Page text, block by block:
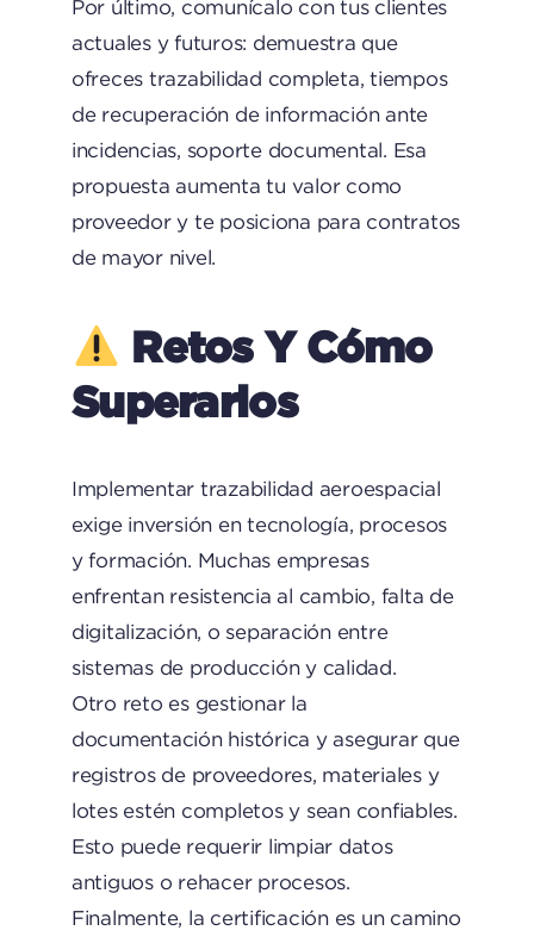
Por último, comunícalo con tus clientes
actuales y futuros: demuestra que
ofreces trazabilidad completa, tiempos
de recuperación de información ante
incidencias, soporte documental. Esa
propuesta aumenta tu valor como
proveedor y te posiciona para contratos
de mayor nivel.
Retos Y Cómo
Superarlos
Implementar trazabilidad aeroespacial
exige inversión en tecnología, procesos
y formación. Muchas empresas
enfrentan resistencia al cambio, falta de
digitalización, o separación entre
sistemas de producción y calidad.
Otro reto es gestionar la
documentación histórica y asegurar que
registros de proveedores, materiales y
lotes estén completos y sean confiables.
Esto puede requerir limpiar datos
antiguos o rehacer procesos.
Finalmente, la certificación es un camino